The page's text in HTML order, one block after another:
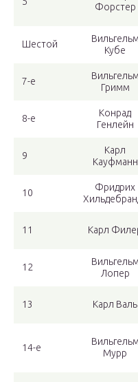
Форстер
Шестой
Вильгельм
Кубе
7-е
Вильгельм
Гримм
8-е
Конрад
Генлейн
9
Карл
Кауфманн
10
Фридрих
11 Карл
12
Вильгельм
Лопер
13 Карл Валь
14-е
Вильгельм
Мурр